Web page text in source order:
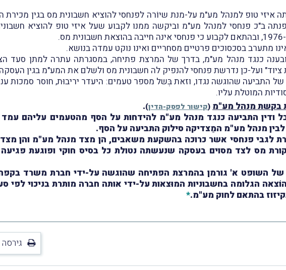
פנתה איזי טופ למנהל מע"מ על-מנת שיוֹרה לפנחסי להוציא חשבונית מס בגין
ב"כ פנחסי למנהל מע"מ וביקשה ממנו לקבוע שעל איזי טופ להוציא
מתערב בסכסוכים פרטיים מסחריים ואינו נוקט עמדה בנושא.
זאת, הגישה איזי טופ ביום 17.12.2018 תובענה כנגד מנהל מע"מ, בדרך של המרצת פתיחה, במסגרתה עתרה
ועל-כן נדרשת פנחסי להנפיק לה חשבונית מס ולשלם את המע"מ בגין
על הסף של התביעה שהוגשה נגדו, וזאת בְּשל מספר טעמים: היעדר יריבוּת, חוסר
המוטלת עליו.
בקשת מנהל מע"מ(קישור לפסק-הדין)
.
ודין התביעה כנגד מנהל מע"מ להידחות על הסף מהטעמים עליהם
לבין מנהל מע"מ המַצדיקה סילוק התביעה על הסף.
לגבי פנחסי אשר כרוכה בהשקעת משאבים, הן מצד מנהל מע"מ והן
מס לצד מסוים בעסקה שנעשתה נטולת כל בסיס חוקי ופוגעת פגיעה
של השופט א' גורמן בהמרצת הפתיחה שהוגשה על-ידי חברת משרד
בהתאם לחוק מע"מ.*